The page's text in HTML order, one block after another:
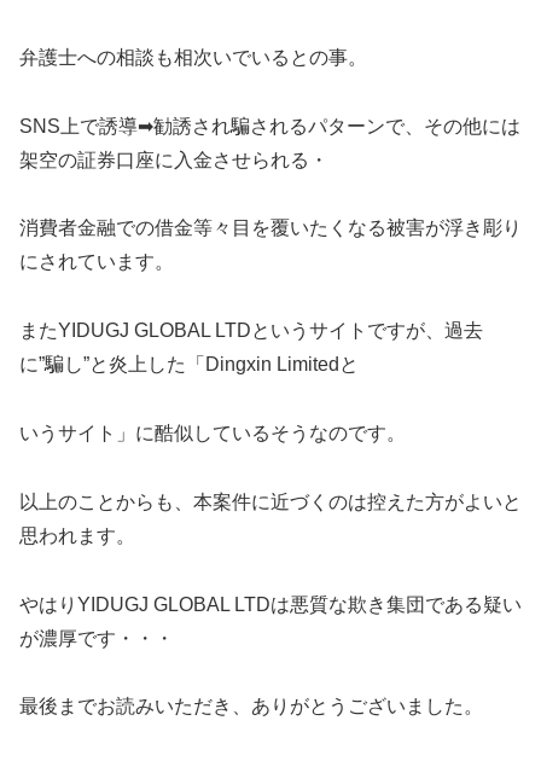
弁護士への相談も相次いでいるとの事。
SNS上で誘導➡勧誘され騙されるパターンで、その他には
架空の証券口座に入金させられる・
消費者金融での借金等々目を覆いたくなる被害が浮き彫り
にされています。
またYIDUGJ GLOBAL LTDというサイトですが、過去
に”騙し”と炎上した「Dingxin Limitedと
いうサイト」に酷似しているそうなのです。
以上のことからも、本案件に近づくのは控えた方がよいと
思われます。
やはりYIDUGJ GLOBAL LTDは悪質な欺き集団である疑い
が濃厚です・・・
最後までお読みいただき、ありがとうございました。